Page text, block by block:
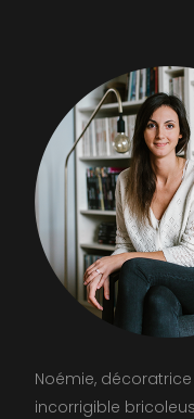
Noémie,
incorrigible